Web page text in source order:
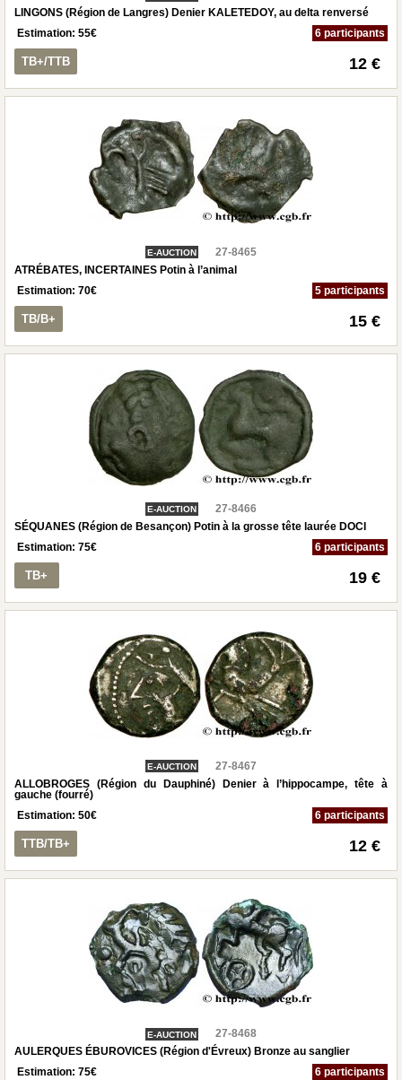
LINGONS (Région de Langres) Denier KALETEDOY, au delta renversé
Estimation: 55€ 6 participants
TB+/TTB 12 €
E-AUCTION
27-8465
ATRÉBATES, INCERTAINES Potin à l’animal
Estimation: 70€ 5 participants
TB/B+ 15 €
E-AUCTION
27-8466
SÉQUANES (Région de Besançon) Potin à la grosse tête laurée DOCI
Estimation: 75€ 6 participants
TB+ 19 €
E-AUCTION
27-8467
ALLOBROGES (Région du Dauphiné) Denier à l’hippocampe, tête à
gauche (fourré)
Estimation: 50€ 6 participants
TTB/TB+ 12 €
E-AUCTION
27-8468
AULERQUES ÉBUROVICES (Région d'Évreux) Bronze au sanglier
Estimation: 75€ 6 participants